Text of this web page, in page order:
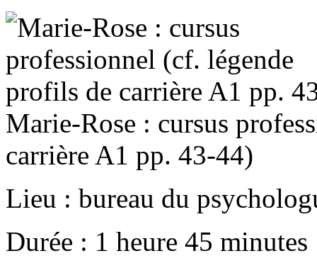
Marie-Rose : cursus
carrière A1 pp. 43-44)
Lieu : bureau du
Durée : 1 heure 45 minutes